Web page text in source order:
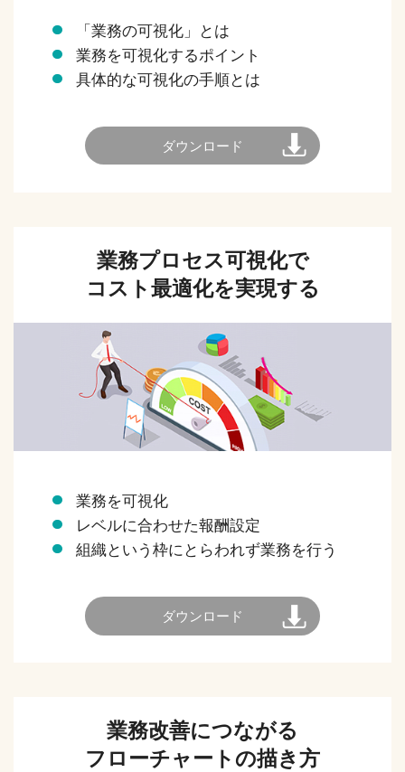
「業務の可視化」とは
業務を可視化するポイント
具体的な可視化の手順とは
ダウンロード
業務プロセス可視化で
コスト最適化を実現する
業務を可視化
レベルに合わせた報酬設定
組織という枠にとらわれず業務を行う
ダウンロード
業務改善につながる
フローチャートの描き方